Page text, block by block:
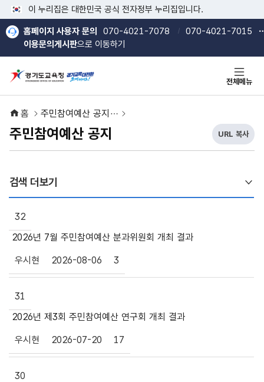
본문 바로가기
메인메뉴 바로가기
이 누리집은 대한민국 공식 전자정부 누리집입니다.
홈페이지 사용자 문의 070-4021-7078
070-4021-7015
이용문의게시판으로 이동하기
전체메뉴
홈 주민참여예산 공지
주민참여예산 공지
열기
열기
URL 복사
현
재
복
검색 더보기
32
2026년 7월 주민참여예산 분과위원회 개최 결과
우시현 2026-08-06 3
31
2026년 제3회 주민참여예산 연구회 개최 결과
우시현 2026-07-20 17
30